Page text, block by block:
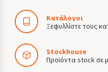
Κατάλογοι
Ξεφυλλίστε τους
Stockhouse
Προϊόντα stock σε